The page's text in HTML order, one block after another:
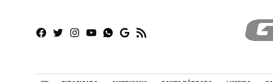
Facebook
TwitterInstagram
YouTubeWhatsapp
Google
RSS